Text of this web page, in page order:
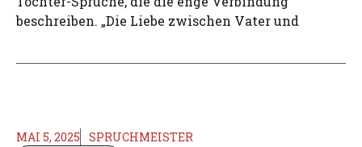
beschreiben. „Die Liebe zwischen Vater und
MAI 5, 2025 SPRUCHMEISTER